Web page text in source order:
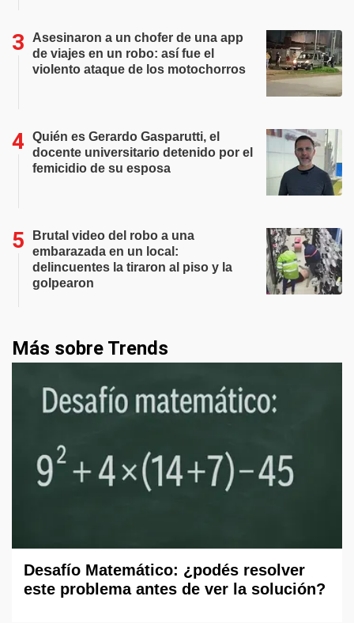
Asesinaron a un chofer de una app
de viajes en un robo: así fue el
violento ataque de los motochorros
Quién es Gerardo Gasparutti, el
docente universitario detenido por el
femicidio de su esposa
Brutal video del robo a una
embarazada en un local:
delincuentes la tiraron al piso y la
golpearon
Más sobre Trends
Desafío Matemático: ¿podés resolver
este problema antes de ver la solución?